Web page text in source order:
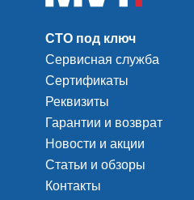
СТО под ключ
Сервисная служба
Сертификаты
Реквизиты
Гарантии и возврат
Новости и акции
Статьи и обзоры
Контакты